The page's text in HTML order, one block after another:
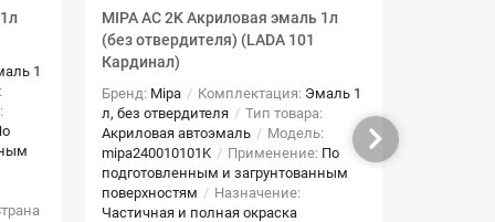
1
MIPA AC 2K Акриловая эмаль 1л
(без отвердителя) (LADA 101
Кардинал)
Бренд: Mipa Комплектация: Эмаль 1
л, без отвердителя
Тип товара:
Акриловая автоэмаль
Модель:
mipa240010101K
Применение: По
подготовленным и загрунтованным
поверхностям
Назначение:
Частичная и полная окраска